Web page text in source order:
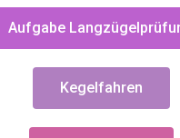
Aufgabe
Kegelfahren